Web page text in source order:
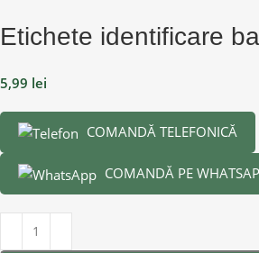
Etichete identificare
5,99 lei
COMANDĂ TELEFONICĂ
COMANDĂ PE